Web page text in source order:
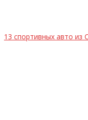
13 спортивных авто из